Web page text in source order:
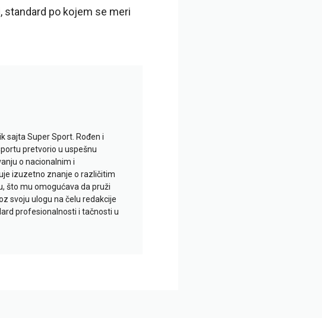
standard po kojem se meri
sajta Super Sport. Rođen i
pretvorio u uspešnu
o nacionalnim i
izuzetno znanje o različitim
što mu omogućava da pruži
svoju ulogu na čelu redakcije
profesionalnosti i tačnosti u